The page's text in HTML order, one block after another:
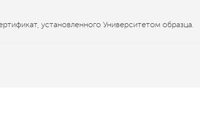
установленного Университетом образца.